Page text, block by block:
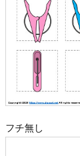
フチ無し